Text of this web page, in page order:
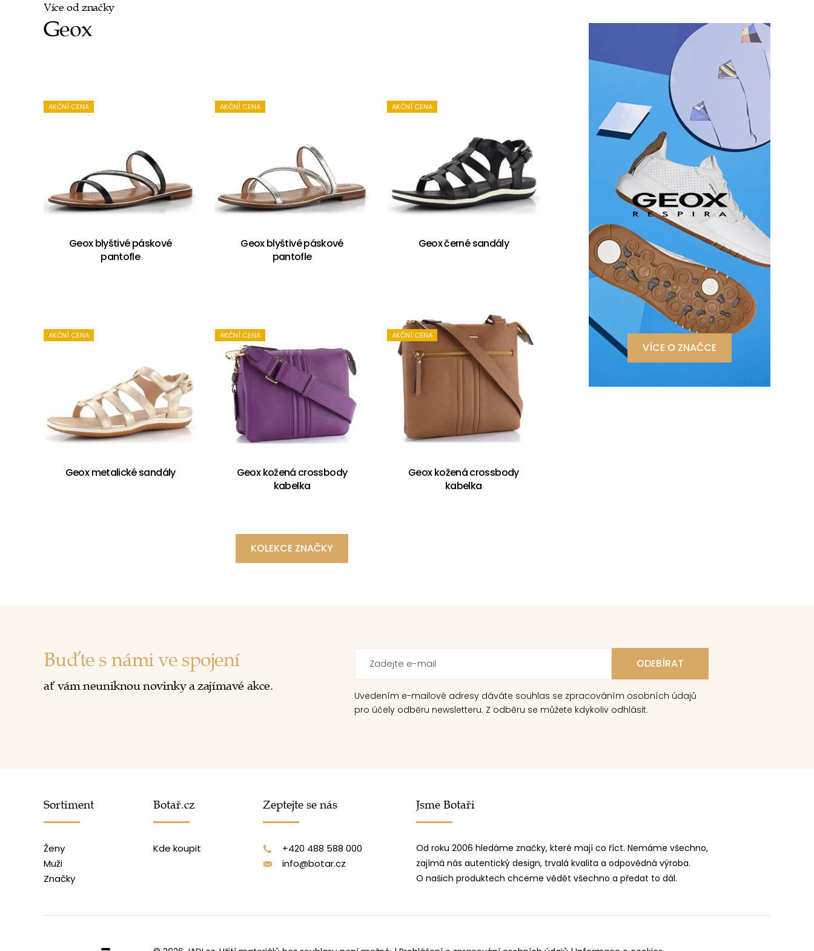
Více od značky
Geox
AKČNÍ CENA
Geox blyštivé páskové
pantofle
AKČNÍ CENA
Geox blyštivé páskové
pantofle
AKČNÍ CENA
Geox černé sandály
AKČNÍ CENA
Geox metalické sandály
AKČNÍ CENA
Geox kožená crossbody
kabelka
AKČNÍ CENA
Geox kožená crossbody
kabelka
KOLEKCE ZNAČKY
VÍCE O ZNAČCE
Buďte s námi ve spojení
ať vám neuniknou novinky a zajímavé akce.
Uvedením e-mailové adresy dáváte souhlas se zpracováním osobních údajů
pro účely odběru newsletteru. Z odběru se můžete kdykoliv odhlásit.
Sortiment
Ženy
Muži
Značky
Botař.cz
Kde koupit
Zeptejte se nás
+420 488 588 000
info@botar.cz
Jsme Botaři
Od roku 2006 hledáme značky, které mají co říct. Nemáme všechno,
zajímá nás autentický design, trvalá kvalita a odpovědná výroba.
O našich produktech chceme vědět všechno a předat to dál.